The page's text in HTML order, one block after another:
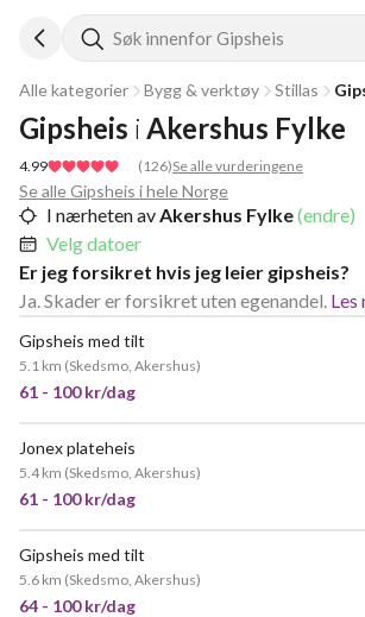
Søk innenfor Gipsheis
Alle kategorier Bygg & verktøy Stillas
4.99 ( 126)Se alle vurderingene
Gipsheis i Akershus Fylke
Se alle Gipsheis i hele Norge
I nærheten avAkershus Fylke(endre)
Velg datoer
Er jeg forsikret hvis jeg leier gipsheis?
Ja. Skader er forsikret uten egenandel. Les
Gipsheis med tilt
5.1 km (Skedsmo, Akershus)
61 - 100 kr/dag
Jonex plateheis
5.4 km (Skedsmo, Akershus)
61 - 100 kr/dag
Gipsheis med tilt
5.6 km (Skedsmo, Akershus)
64 - 100 kr/dag